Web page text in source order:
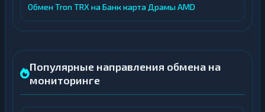
Обмен Tron TRX на Банк карта Драмы AMD
Популярные направления обмена на
мониторинге